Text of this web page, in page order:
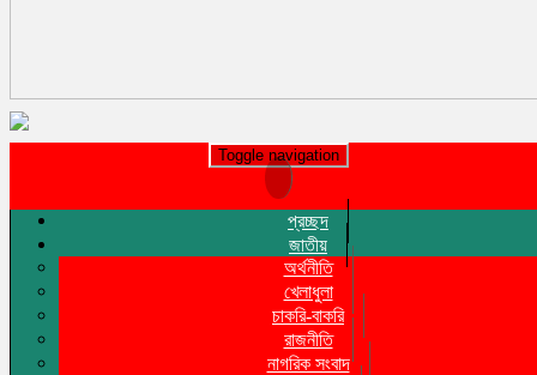
Toggle navigation
প্রচ্ছদ
জাতীয়
অর্থনীতি
খেলাধুলা
চাকরি-বাকরি
রাজনীতি
নাগরিক সংবাদ